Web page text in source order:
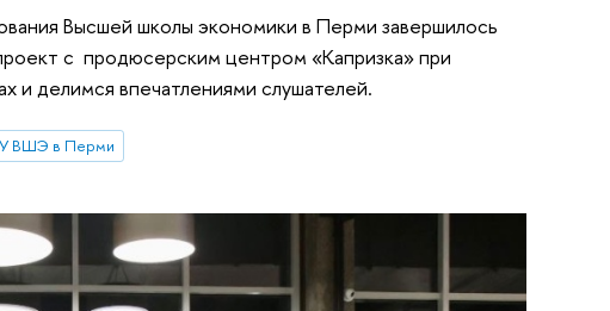
Высшей школы экономики в Перми завершилось
с продюсерским центром «Капризка» при
и делимся впечатлениями слушателей.
ВШЭ в Перми